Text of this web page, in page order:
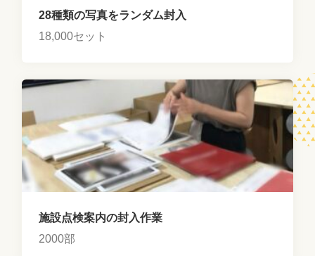
28種類の写真をランダム封入
18,000セット
施設点検案内の封入作業
2000部